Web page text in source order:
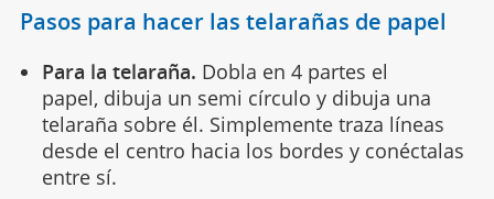
Pasos para hacer las telarañas de papel
Para la telaraña. Dobla en 4 partes el
papel, dibuja un semi círculo y dibuja una
telaraña sobre él. Simplemente traza líneas
desde el centro hacia los bordes y conéctalas
entre sí.